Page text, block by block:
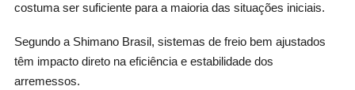
costuma ser suficiente para a maioria das situações iniciais.
Segundo a Shimano Brasil, sistemas de freio bem ajustados
têm impacto direto na eficiência e estabilidade dos
arremessos.